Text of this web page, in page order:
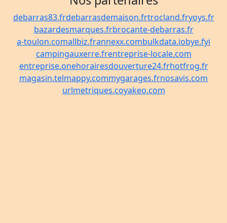
debarras83.frdebarrasdemaison.frtrocland.fryoys.fr
bazardesmarques.frbrocante-debarras.fr
a-toulon.comallbiz.frannexx.combulkdata.iobye.fyi
campingauxerre.frentreprise-locale.com
entreprise.onehorairesdouverture24.frhotfrog.fr
magasin.telmappy.commygarages.frnosavis.com
urlmetriques.coyakeo.com